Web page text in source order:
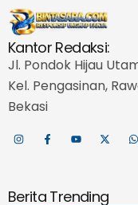
Kantor Redaksi:
Jl. Pondok Hijau
Kel. Pengasinan,
Bekasi
Berita Trending